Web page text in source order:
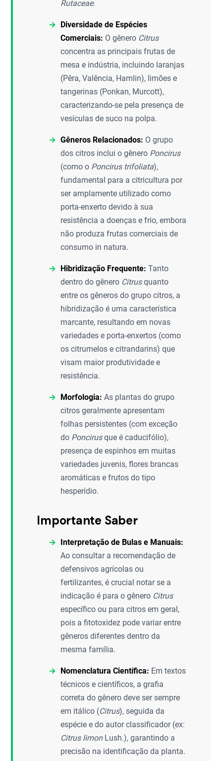
Rutaceae.
Diversidade de Espécies
Comerciais: O gênero Citrus
concentra as principais frutas de
mesa e indústria, incluindo laranjas
(Pêra, Valência, Hamlin), limões e
tangerinas (Ponkan, Murcott),
caracterizando-se pela presença de
vesículas de suco na polpa.
Gêneros Relacionados: O grupo
dos citros inclui o gênero Poncirus
(como o Poncirus trifoliata),
fundamental para a citricultura por
ser amplamente utilizado como
porta-enxerto devido à sua
resistência a doenças e frio, embora
não produza frutas comerciais de
consumo in natura.
Hibridização Frequente: Tanto
dentro do gênero Citrusquanto
entre os gêneros do grupo citros, a
hibridização é uma característica
marcante, resultando em novas
variedades e porta-enxertos (como
os citrumelos e citrandarins) que
visam maior produtividade e
resistência.
Morfologia: As plantas do grupo
citros geralmente apresentam
folhas persistentes (com exceção
do Poncirusque é caducifólio),
presença de espinhos em muitas
variedades juvenis, flores brancas
aromáticas e frutos do tipo
hesperídio.
Importante Saber
Interpretação de Bulas e Manuais:
Ao consultar a recomendação de
defensivos agrícolas ou
fertilizantes, é crucial notar se a
indicação é para o gênero Citrus
específico ou para citros em geral,
pois a fitotoxidez pode variar entre
gêneros diferentes dentro da
mesma família.
Nomenclatura Científica: Em textos
técnicos e científicos, a grafia
correta do gênero deve ser sempre
em itálico (Citrus), seguida da
espécie e do autor classificador (ex:
Citrus limonLush.), garantindo a
precisão na identificação da planta.